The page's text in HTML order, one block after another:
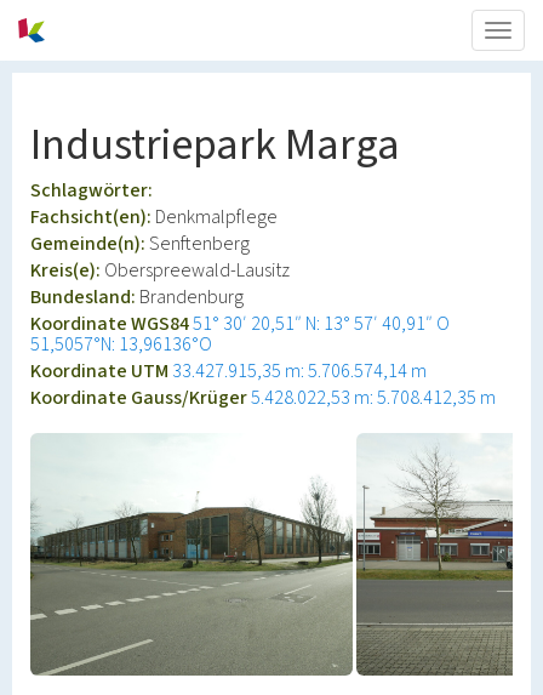
Industriepark Marga
Schlagwörter:
Fachsicht(en): Denkmalpflege
Gemeinde(n):Senftenberg
Kreis(e): Oberspreewald-Lausitz
Bundesland: Brandenburg
Koordinate WGS8451° 30′ 20,51″ N: 13° 57′ 40,91″ O
51,5057°N: 13,96136°O
Koordinate UTM 33.427.915,35 m: 5.706.574,14 m
Koordinate Gauss/Krüger5.428.022,53 m: 5.708.412,35 m